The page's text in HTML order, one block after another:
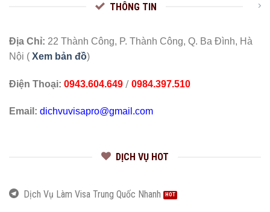
THÔNG TIN
Địa Chỉ: 22 Thành Công, P. Thành Công, Q. Ba Đình, Hà
Nội ( Xem bản đồ)
Điện Thoại: 0943.604.649 / 0984.397.510
Email: dichvuvisapro@gmail.com
DỊCH VỤ HOT
Dịch Vụ Làm Visa Trung Quốc Nhanh